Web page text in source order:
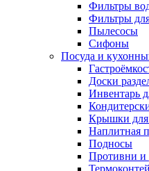
Фильтры
Фильтры
Пылесосы
Сифоны
Посуда и
Доски
Инвентарь
Крышки для
Наплитная
Подносы
Противни и